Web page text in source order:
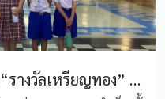
นักเรียนโรงเรียนชินวร คว้า “รางวัลเหรียญทอง” ทุกรายการแข่งขัน บนเวทีระดับประเทศ AI Coding Robot Camp 2026